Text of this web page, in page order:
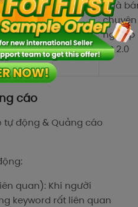
bán
nghiệp +
2.0
bán
chuyên
nghiệp
+ BR 2.0
Nhà
chuyên
nghiệp
BR 2.0
cáo
tự động & Quảng cáo
quan): Khi người
keyword rất liên quan